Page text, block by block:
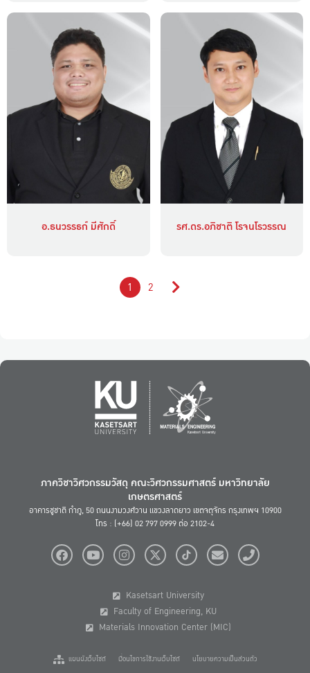
อ.ธนวรรธก์ มีศักดิ์ รศ.ดร.อภิชาติ โรจนโรวรรณ
1 2
ภาควิชาวิศวกรรมวัสดุ คณะวิศวกรรมศาสตร์ มหาวิทยาลัย
เกษตรศาสตร์
อาคารชูชาติ กำภู, 50 ถนนงามวงศ์วาน แขวงลาดยาว เขตจตุจักร กรุงเทพฯ 10900
โทร : (+66) 02 797 0999 ต่อ 2102-4
Kasetsart University
Faculty of Engineering, KU
Materials Innovation Center (MIC)
แผนผังเว็บไซต์ เงื่อนไขการใช้งานเว็บไซต์ นโยบายความเป็นส่วนตัว